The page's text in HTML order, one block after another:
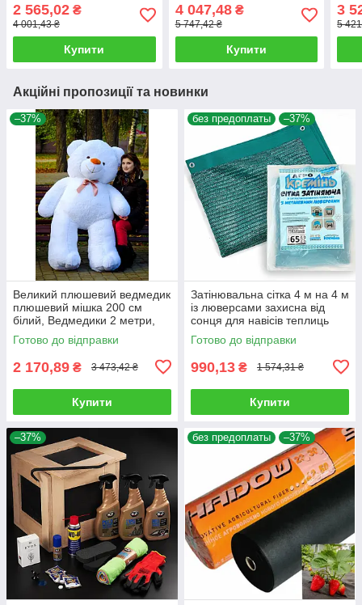
Подарунковий набір у
ящику з ламом
2 565,02 ₴
4 001,43 ₴
Купити
Подарунковий набір у
ящику з ламом "Віскі"
4 047,48₴
5 747,42 ₴
Купити
на
3
5
Акційні пропозиції та новинки
–37%
Великий плюшевий ведмедик
плюшевий мішка 200 см
білий, Ведмедики 2 метри,
подарунок для дівчини на
день народження
Готово до відправки
2 170,89 ₴ 3 473,42 ₴
Купити
без предоплаты –37%
Затінювальна сітка 4 м на 4 м
із люверсами захисна від
сонця для навісів теплиць
рослин і авто
Готово до відправки
990,13 ₴ 1 574,31 ₴
Купити
–37% без предоплаты –37%